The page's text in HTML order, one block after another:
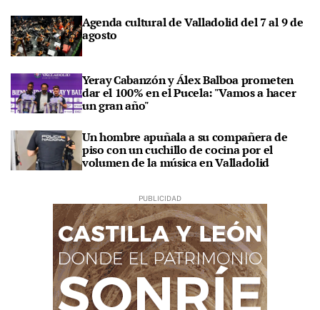
Agenda cultural de Valladolid del 7 al 9 de
agosto
Yeray Cabanzón y Álex Balboa prometen
dar el 100% en el Pucela: "Vamos a hacer
un gran año"
Un hombre apuñala a su compañera de
piso con un cuchillo de cocina por el
volumen de la música en Valladolid